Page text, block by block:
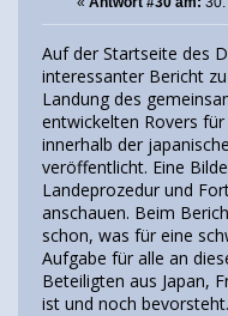
Auf der Startseite des
interessanter Bericht
Landung des
entwickelten Rovers
innerhalb der
veröffentlicht. Eine
Landeprozedur und
anschauen. Beim
schon, was für eine
Aufgabe für alle an
Beteiligten aus Japan,
ist und noch bevorsteht.